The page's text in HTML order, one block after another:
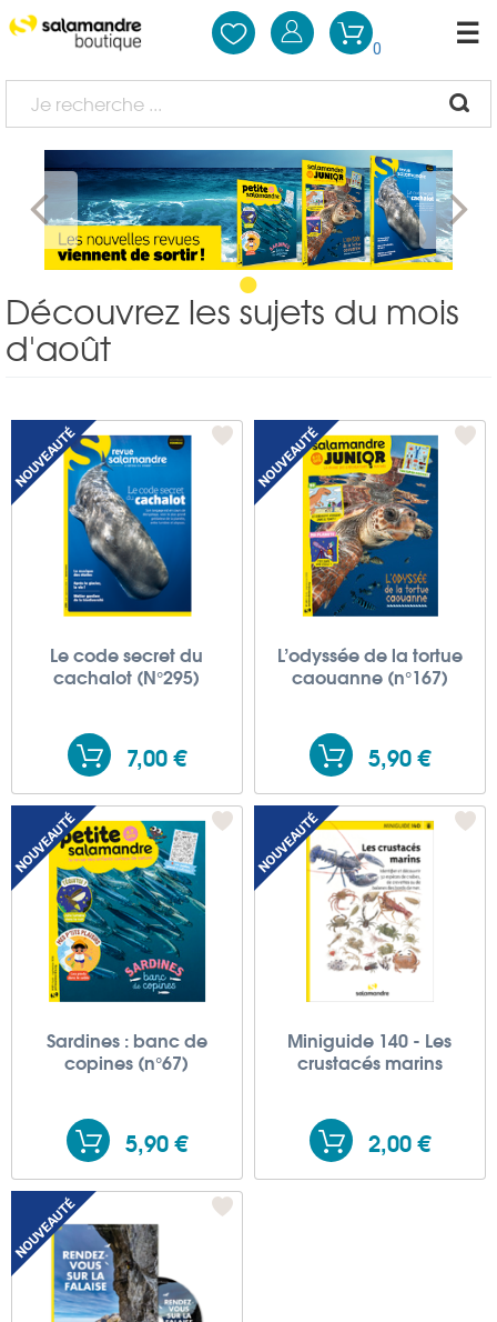
0
•
Découvrez les sujets du mois
d'août
Le code secret du
cachalot (N°295)
7,00 €
L’odyssée de la tortue
caouanne (n°167)
5,90 €
Sardines : banc de
copines (n°67)
5,90 €
Miniguide 140 - Les
crustacés marins
2,00 €